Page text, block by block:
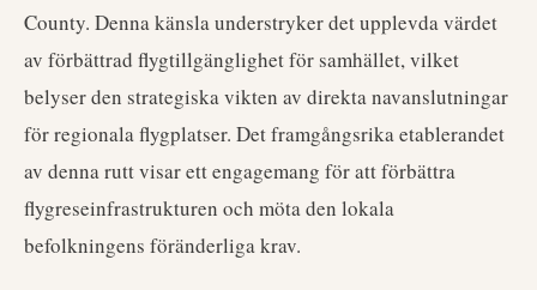
County. Denna känsla understryker det upplevda värdet
av förbättrad flygtillgänglighet för samhället, vilket
belyser den strategiska vikten av direkta navanslutningar
för regionala flygplatser. Det framgångsrika etablerandet
av denna rutt visar ett engagemang för att förbättra
flygreseinfrastrukturen och möta den lokala
befolkningens föränderliga krav.